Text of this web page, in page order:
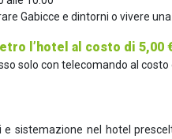
Gabicce e dintorni o vivere
l’hotel al costo di 5,00
solo con telecomando al costo
sistemazione nel hotel